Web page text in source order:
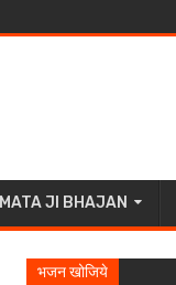
MATA JI BHAJAN
भजन खोजिये